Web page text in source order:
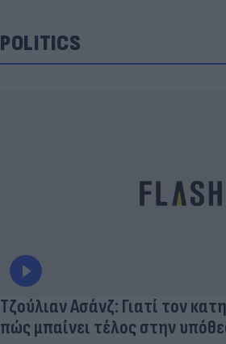
POLITICS
Τζούλιαν Ασάνζ: Γιατί τον
πώς μπαίνει τέλος στην